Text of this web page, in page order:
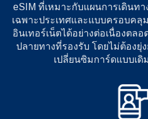
eSIM ที่เหมาะกับแผนการเดินท
เฉพาะประเทศและแบบครอบค
อินเทอร์เน็ตได้อย่างต่อเนื่องตล
ปลายทางที่รองรับ โดยไม่ต้องยุ่
เปลี่ยนซิมการ์ดแบบเ